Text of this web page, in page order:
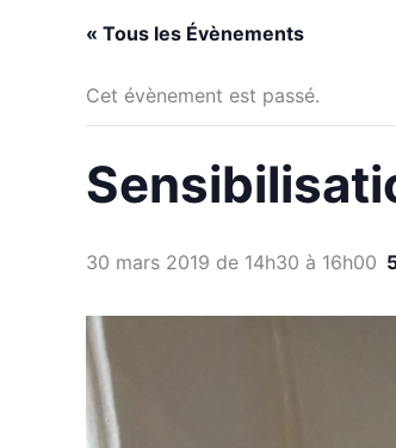
« Tous les Évènements
Cet évènement est passé.
30 mars 2019 de 14h30 à 16h00